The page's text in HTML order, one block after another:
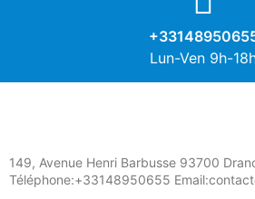
Lun-Ven 9h-
149, Avenue Henri Barbusse 93700
Téléphone:+33148950655